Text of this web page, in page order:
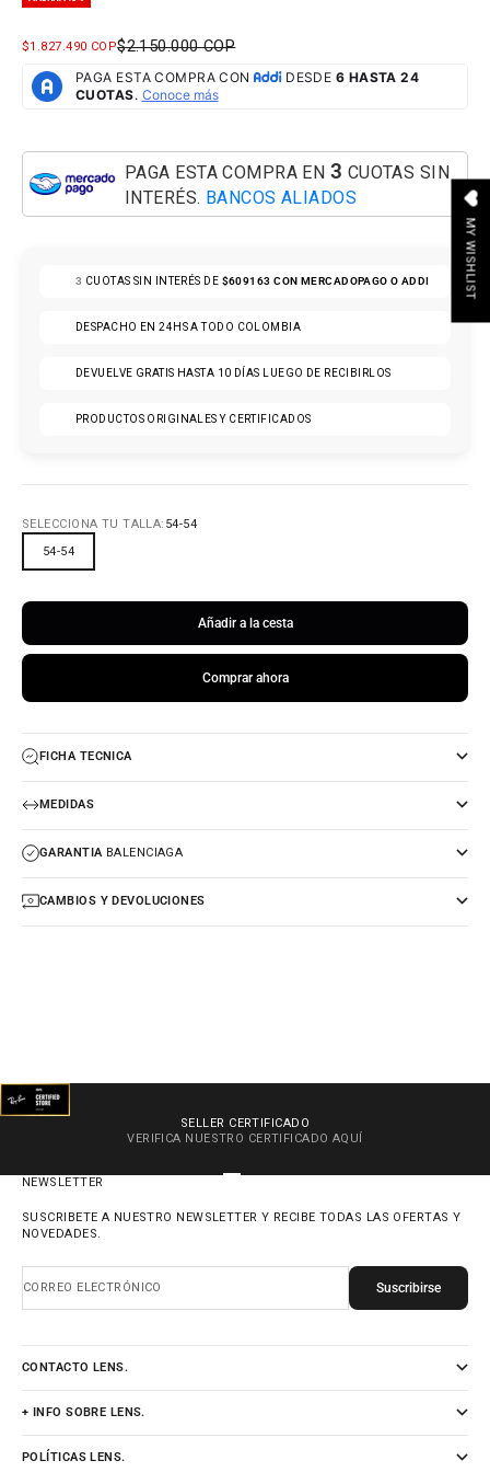
PRECIO DE OFERTA
$1.827.490 COPPRECIO NORMAL
$2.150.000 COP
PAGA ESTA COMPRA EN 3 CUOTAS SIN
INTERÉS. BANCOS ALIADOS
3 CUOTAS SIN INTERÉS DE $609163CON MERCADOPAGO O ADDI
DESPACHO EN 24HS A TODO COLOMBIA
DEVUELVE GRATIS HASTA 10 DÍAS LUEGO DE RECIBIRLOS
PRODUCTOS ORIGINALES Y CERTIFICADOS
SELECCIONA TU TALLA: 54-54
54-54
Añadir a la cesta
Comprar ahora
FICHA TECNICA
MEDIDAS
GARANTIABALENCIAGA
CAMBIOS Y DEVOLUCIONES
SELLER CERTIFICADO
VERIFICA NUESTRO CERTIFICADO AQUÍ
NEWSLETTER
SUSCRIBETE A NUESTRO NEWSLETTER Y RECIBE TODAS LAS OFERTAS Y
NOVEDADES.
CORREO ELECTRÓNICO Suscribirse
CONTACTO LENS.
+ INFO SOBRE LENS.
POLÍTICAS LENS.
MY WISHLIST